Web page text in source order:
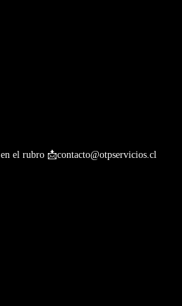
el rubro 📩contacto@otpservicios.cl